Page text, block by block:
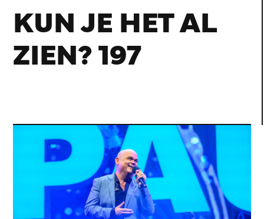
KUN JE HET AL
ZIEN? 197